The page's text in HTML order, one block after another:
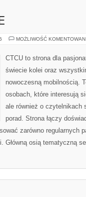
MOŻLIWOŚĆ
CTCU to strona dla
świecie kolei oraz
nowoczesną mobilnością.
osobach, które interesują
ale również o czytelnikach
porad. Strona łączy
zarówno regularnych
Główną osią tematyczną